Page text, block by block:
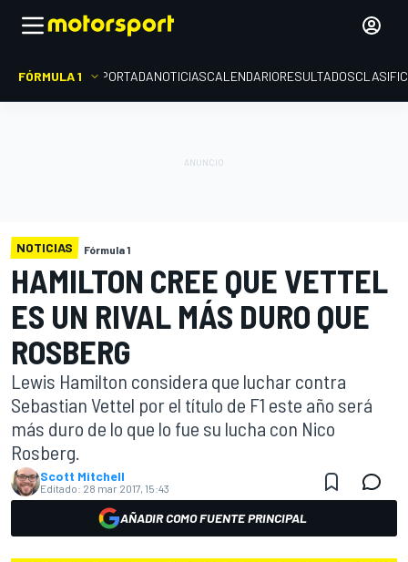
FÓRMULA 1 PORTADANOTICIASCALENDARIORESULTADOS
NOTICIAS Fórmula 1
HAMILTON CREE QUE VETTEL
ES UN RIVAL MÁS DURO QUE
ROSBERG
Lewis Hamilton considera que luchar contra
Sebastian Vettel por el título de F1 este año será
más duro de lo que lo fue su lucha con Nico
Rosberg.
Scott Mitchell
Editado: 28 mar 2017, 15:43
AÑADIR COMO FUENTE PRINCIPAL